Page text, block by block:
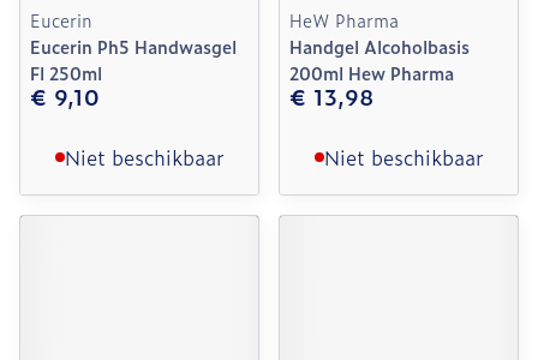
Eucerin
Eucerin Ph5 Handwasgel
Fl 250ml
€ 9,10
Niet beschikbaar
HeW Pharma
Handgel Alcoholbasis
200ml Hew Pharma
€ 13,98
Niet beschikbaar